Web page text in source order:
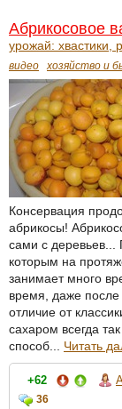
Абрикосовое
урожай: хвастики,
видео хозяйство и
Консервация
абрикосы!
сами с деревьев...
которым на
занимает много
время, даже
отличие от
сахаром всегда
способ... Читать
+62
36